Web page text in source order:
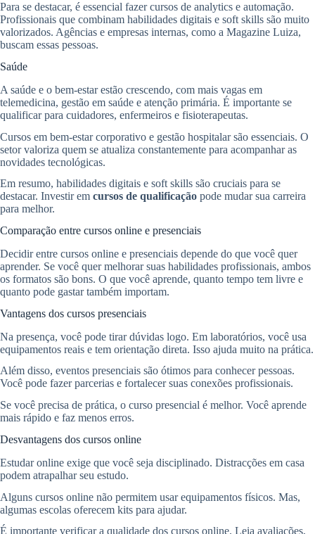
Para se destacar, é essencial fazer cursos de analytics e automação.
Profissionais que combinam habilidades digitais e soft skills são muito
valorizados. Agências e empresas internas, como a Magazine Luiza,
buscam essas pessoas.
Saúde
A saúde e o bem-estar estão crescendo, com mais vagas em
telemedicina, gestão em saúde e atenção primária. É importante se
qualificar para cuidadores, enfermeiros e fisioterapeutas.
Cursos em bem-estar corporativo e gestão hospitalar são essenciais. O
setor valoriza quem se atualiza constantemente para acompanhar as
novidades tecnológicas.
Em resumo, habilidades digitais e soft skills são cruciais para se
destacar. Investir em cursos de qualificação pode mudar sua carreira
para melhor.
Comparação entre cursos online e presenciais
Decidir entre cursos online e presenciais depende do que você quer
aprender. Se você quer melhorar suas habilidades profissionais, ambos
os formatos são bons. O que você aprende, quanto tempo tem livre e
quanto pode gastar também importam.
Vantagens dos cursos presenciais
Na presença, você pode tirar dúvidas logo. Em laboratórios, você usa
equipamentos reais e tem orientação direta. Isso ajuda muito na prática.
Além disso, eventos presenciais são ótimos para conhecer pessoas.
Você pode fazer parcerias e fortalecer suas conexões profissionais.
Se você precisa de prática, o curso presencial é melhor. Você aprende
mais rápido e faz menos erros.
Desvantagens dos cursos online
Estudar online exige que você seja disciplinado. Distracções em casa
podem atrapalhar seu estudo.
Alguns cursos online não permitem usar equipamentos físicos. Mas,
algumas escolas oferecem kits para ajudar.
É importante verificar a qualidade dos cursos online. Leia avaliações,